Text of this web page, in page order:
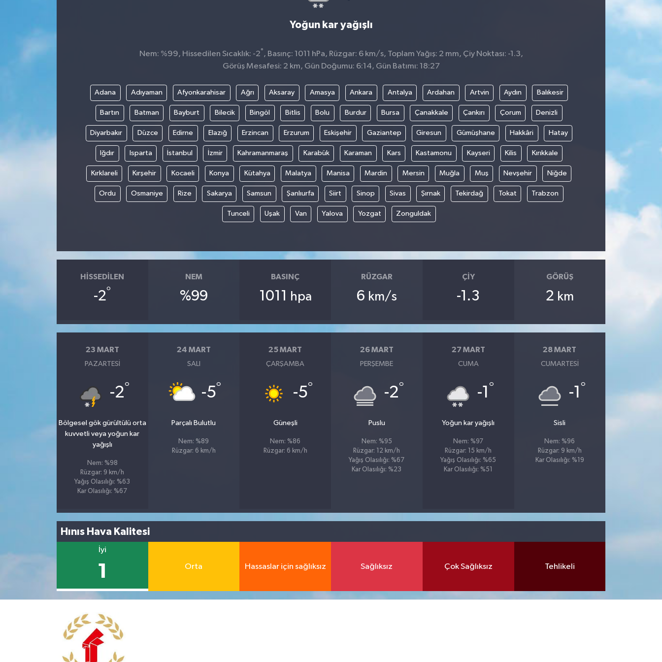
Yoğun kar yağışlı
Nem: %99, Hissedilen Sıcaklık: -2° , Basınç: 1011 hPa, Rüzgar: 6 km/s, Toplam Yağış: 2 mm, Çiy Noktası: -1.3,
Görüş Mesafesi: 2 km, Gün Doğumu: 6:14, Gün Batımı: 18:27
Adana Adıyaman Afyonkarahisar Ağrı Aksaray Amasya Ankara Antalya Ardahan Artvin Aydın Balıkesir
Bartın Batman Bayburt Bilecik Bingöl Bitlis Bolu Burdur Bursa Çanakkale Çankırı Çorum Denizli
Diyarbakır Düzce Edirne Elazığ Erzincan Erzurum Eskişehir Gaziantep Giresun Gümüşhane Hakkâri Hatay
Iğdır Isparta İstanbul İzmir Kahramanmaraş Karabük Karaman Kars Kastamonu Kayseri Kilis Kırıkkale
Kırklareli Kırşehir Kocaeli Konya Kütahya Malatya Manisa Mardin Mersin Muğla Muş Nevşehir Niğde
Ordu Osmaniye Rize Sakarya Samsun Şanlıurfa Siirt Sinop Sivas Şırnak Tekirdağ Tokat Trabzon
Tunceli Uşak Van Yalova Yozgat Zonguldak
HISSEDILEN
-2°
NEM
%99
BASINÇ
1011 hpa
RÜZGAR
6 km/s
ÇIY
-1.3
GÖRÜŞ
2 km
23 MART
PAZARTESI
-2°
Bölgesel gök gürültülü orta
kuvvetli veya yoğun kar
yağışlı
Nem: %98
Rüzgar: 9 km/h
Yağış Olasılığı: %63
Kar Olasılığı: %67
24 MART
SALI
-5°
Parçalı Bulutlu
Nem: %89
Rüzgar: 6 km/h
25 MART
ÇARŞAMBA
-5°
Güneşli
Nem: %86
Rüzgar: 6 km/h
26 MART
PERŞEMBE
-2°
Puslu
Nem: %95
Rüzgar: 12 km/h
Yağış Olasılığı: %67
Kar Olasılığı: %23
27 MART
CUMA
-1 °
Yoğun kar yağışlı
Nem: %97
Rüzgar: 15 km/h
Yağış Olasılığı: %65
Kar Olasılığı: %51
28 MART
CUMARTESI
-1 °
Sisli
Nem: %96
Rüzgar: 9 km/h
Kar Olasılığı: %19
Hınıs Hava Kalitesi
İyi
1 Orta Hassaslar için sağlıksız Sağlıksız Çok Sağlıksız Tehlikeli
PROJELER İNGİLİZCE
YEREL MEDYA RAPORU